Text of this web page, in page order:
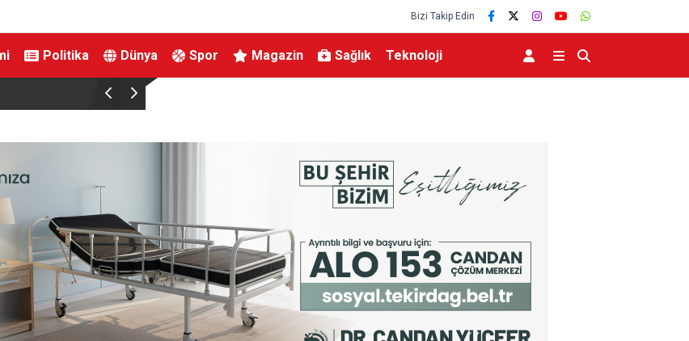
Bizi Takip Edin
Politika Dünya Spor Magazin Sağlık Teknoloji
Aile ve Sosyal Hizmetler Bakanlığı ile Yıldırım Belediyesinden İş Birliği